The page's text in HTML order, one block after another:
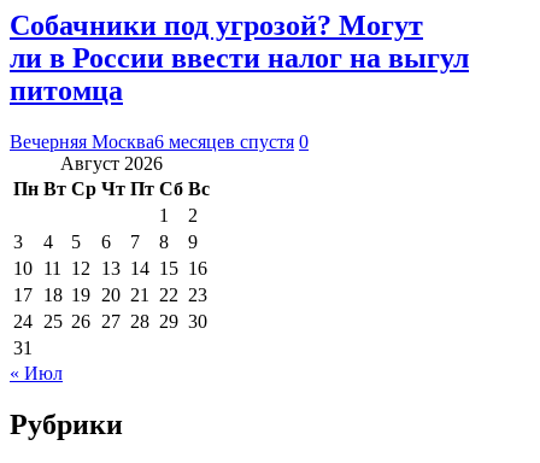
Собачники под угрозой? Могут
ли в России ввести налог на выгул
питомца
Вечерняя Москва6 месяцев спустя 0
Август 2026
Пн Вт Ср Чт Пт Сб Вс
1
2
3
4 5 6 7 8
9
10 11 12 13 14 15 16
17 18 19 20 21 22 23
24 25 26 27 28 29 30
31
« Июл
Рубрики